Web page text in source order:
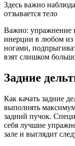
Здесь важно
отзывается тело
Важно: упражнение
инерции в любом из
ногами,
взят слишком
Задние
Как качать задние
выполнять
задний пучок.
себя лучшие
зале и выглядит